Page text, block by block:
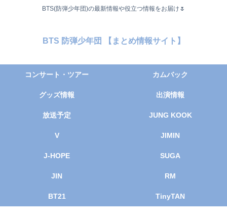
BTS(防弾少年団)の最新情報や役立つ情報をお届け🌷
BTS 防弾少年団 【まとめ情報サイト】
コンサート・ツアー カムバック
グッズ情報 出演情報
放送予定 JUNG KOOK
V JIMIN
J-HOPE SUGA
JIN RM
BT21 TinyTAN